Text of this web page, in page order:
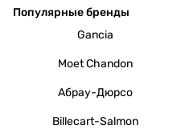
Популярные бренды
Gancia
Moet Chandon
Абрау-Дюрсо
Billecart-Salmon